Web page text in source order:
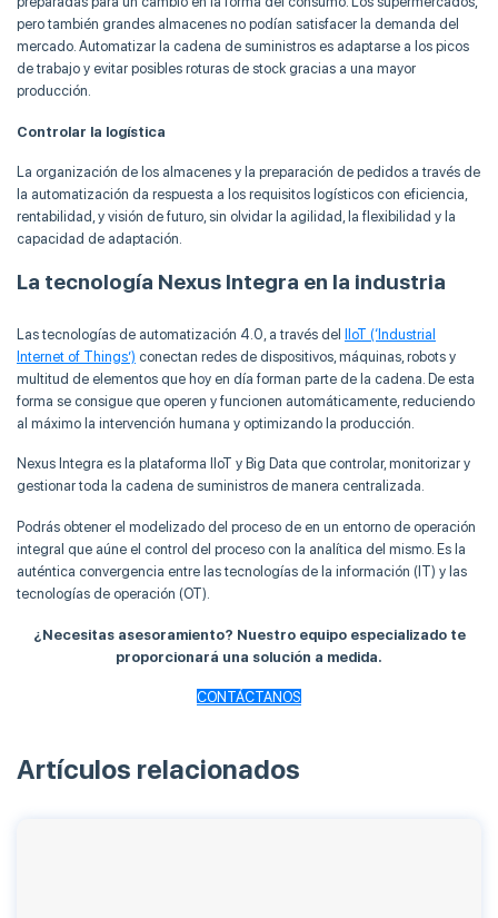
pero también grandes almacenes no podían satisfacer la demanda del
mercado. Automatizar la cadena de suministros es adaptarse a los picos
de trabajo y evitar posibles roturas de stock gracias a una mayor
producción.
Controlar la logística
La organización de los almacenes y la preparación de pedidos a través de
la automatización da respuesta a los requisitos logísticos con eficiencia,
rentabilidad, y visión de futuro, sin olvidar la agilidad, la flexibilidad y la
capacidad de adaptación.
La tecnología Nexus Integra en la industria
Las tecnologías de automatización 4.0, a través del
IIoT (‘Industrial
Internet of Things’) conectan redes de dispositivos, máquinas, robots y
multitud de elementos que hoy en día forman parte de la cadena. De esta
forma se consigue que operen y funcionen automáticamente, reduciendo
al máximo la intervención humana y optimizando la producción.
Nexus Integra es la plataforma IIoT y Big Data que controlar, monitorizar y
gestionar toda la cadena de suministros de manera centralizada.
Podrás obtener el modelizado del proceso de en un entorno de operación
integral que aúne el control del proceso con la analítica del mismo. Es la
auténtica convergencia entre las tecnologías de la información (IT) y las
tecnologías de operación (OT).
¿Necesitas asesoramiento? Nuestro equipo especializado te
proporcionará una solución a medida.
CONTÁCTANOS
Artículos relacionados